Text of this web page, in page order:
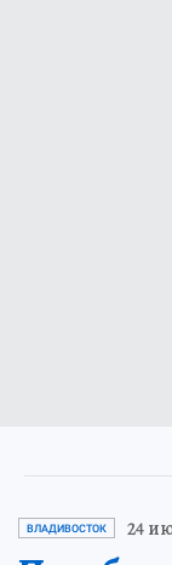
ВЛАДИВОСТОК 24